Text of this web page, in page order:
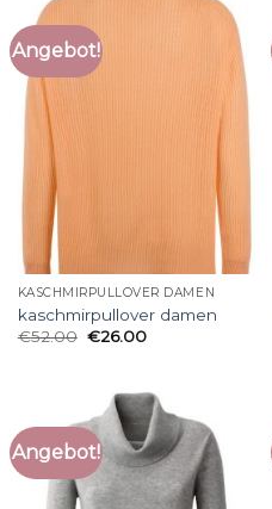
Angebot!
KASCHMIRPULLOVER DAMEN
kaschmirpullover damen
€52.00 €26.00
Angebot!